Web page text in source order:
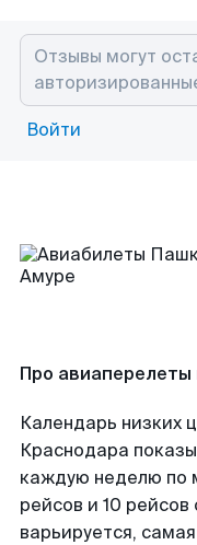
Войти
Про
Календарь низких
Краснодара
каждую неделю по
рейсов и 10
варьируется,